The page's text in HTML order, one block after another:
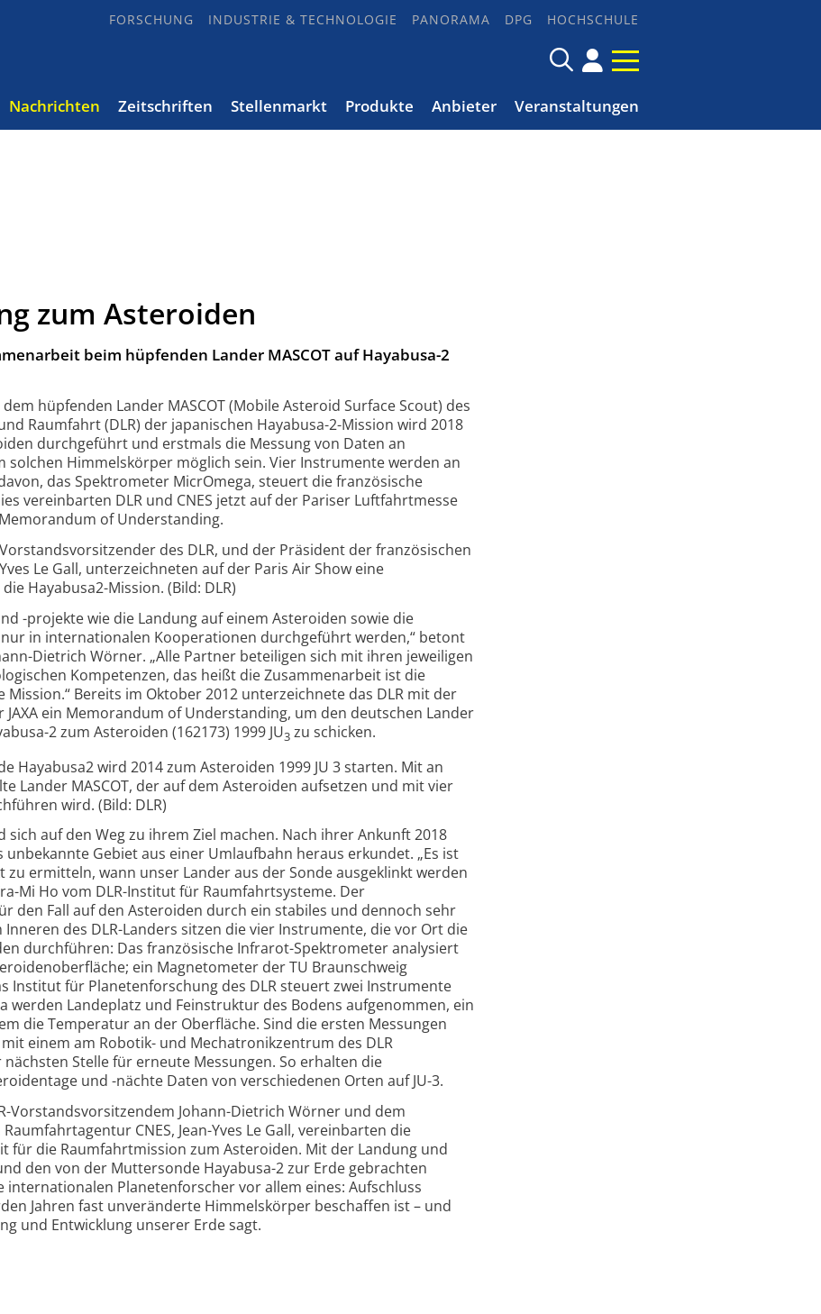
FORSCHUNG INDUSTRIE & TECHNOLOGIE PANORAMA DPG HOCHSCHULE
Nachrichten Zeitschriften Stellenmarkt Produkte Anbieter Veranstaltungen
zum Asteroiden
beim hüpfenden Lander MASCOT auf Hayabusa-2
hüpfenden Lander MASCOT (Mobile Asteroid Surface Scout) des
Raumfahrt (DLR) der japanischen Hayabusa-2-Mission wird 2018
durchgeführt und erstmals die Messung von Daten an
solchen Himmelskörper möglich sein. Vier Instrumente werden an
das Spektrometer MicrOmega, steuert die französische
vereinbarten DLR und CNES jetzt auf der Pariser Luftfahrtmesse
of Understanding.
des DLR, und der Präsident der französischen
Le Gall, unterzeichneten auf der Paris Air Show eine
Hayabusa2-Mission. (Bild: DLR)
-projekte wie die Landung auf einem Asteroiden sowie die
in internationalen Kooperationen durchgeführt werden,“ betont
Dietrich Wörner. „Alle Partner beteiligen sich mit ihren jeweiligen
Kompetenzen, das heißt die Zusammenarbeit ist die
Bereits im Oktober 2012 unterzeichnete das DLR mit der
ein Memorandum of Understanding, um den deutschen Lander
2 zum Asteroiden (162173) 1999 JU3 zu schicken.
Hayabusa2 wird 2014 zum Asteroiden 1999 JU 3 starten. Mit an
Lander MASCOT, der auf dem Asteroiden aufsetzen und mit vier
wird. (Bild: DLR)
sich auf den Weg zu ihrem Ziel machen. Nach ihrer Ankunft 2018
Gebiet aus einer Umlaufbahn heraus erkundet. „Es ist
ermitteln, wann unser Lander aus der Sonde ausgeklinkt werden
Mi Ho vom DLR-Institut für Raumfahrtsysteme. Der
den Fall auf den Asteroiden durch ein stabiles und dennoch sehr
Inneren des DLR-Landers sitzen die vier Instrumente, die vor Ort die
durchführen: Das französische Infrarot-Spektrometer analysiert
ein Magnetometer der TU Braunschweig
Institut für Planetenforschung des DLR steuert zwei Instrumente
werden Landeplatz und Feinstruktur des Bodens aufgenommen, ein
die Temperatur an der Oberfläche. Sind die ersten Messungen
einem am Robotik- und Mechatronikzentrum des DLR
Stelle für erneute Messungen. So erhalten die
und -nächte Daten von verschiedenen Orten auf JU-3.
Vorstandsvorsitzendem Johann-Dietrich Wörner und dem
CNES, Jean-Yves Le Gall, vereinbarten die
für die Raumfahrtmission zum Asteroiden. Mit der Landung und
den von der Muttersonde Hayabusa-2 zur Erde gebrachten
Planetenforscher vor allem eines: Aufschluss
Jahren fast unveränderte Himmelskörper beschaffen ist – und
und Entwicklung unserer Erde sagt.